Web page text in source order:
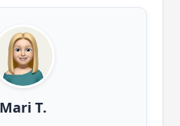
Mari T.